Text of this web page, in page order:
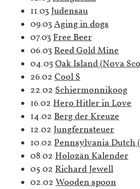
11.03 Judensau
09.03Aging in dogs
07.03Free Beer
06.03Reed Gold Mine
04.03Oak Island (Nova
26.02 Cool S
22.02 Schiermonnikoog
16.02 Hero Hitler in Love
14.02 Berg der Kreuze
12.02 Jungfernsteuer
10.02 Pennsylvania Dutch
08.02 Holozän Kalender
05.02 Richard Jewell
02.02 Wooden spoon